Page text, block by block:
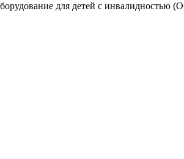
для детей с инвалидностью